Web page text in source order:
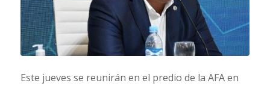
Este jueves se reunirán en el predio de la AFA en